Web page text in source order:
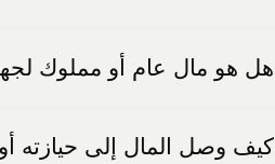
هل هو مال عام أو مملوك
كيف وصل المال إلى حيازته